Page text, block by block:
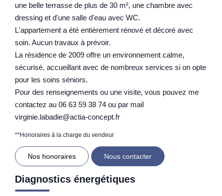
une belle terrasse de plus de 30 m², une chambre avec
dressing et d'une salle d'eau avec WC.
L'appartement a été entièrement rénové et décoré avec
soin. Aucun travaux à prévoir.
La résidence de 2009 offre un environnement calme,
sécurisé, accueillant avec de nombreux services si on opte
pour les soins séniors.
Pour des renseignements ou une visite, vous pouvez me
contactez au 06 63 59 38 74 ou par mail
virginie.labadie@actia-concept.fr
**Honoraires à la charge du vendeur
Nos honoraires Nous contacter
Diagnostics énergétiques